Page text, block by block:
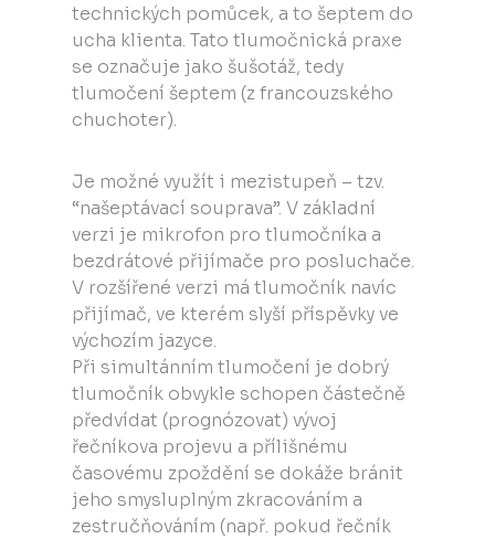
technických pomůcek, a to šeptem do
ucha klienta. Tato tlumočnická praxe
se označuje jako šušotáž, tedy
tlumočení šeptem (z francouzského
chuchoter).
Je možné využít i mezistupeň – tzv.
“našeptávací souprava”. V základní
verzi je mikrofon pro tlumočníka a
bezdrátové přijímače pro posluchače.
V rozšířené verzi má tlumočník navíc
přijímač, ve kterém slyší příspěvky ve
výchozím jazyce.
Při simultánním tlumočení je dobrý
tlumočník obvykle schopen částečně
předvídat (prognózovat) vývoj
řečníkova projevu a přílišnému
časovému zpoždění se dokáže bránit
jeho smysluplným zkracováním a
zestručňováním (např. pokud řečník